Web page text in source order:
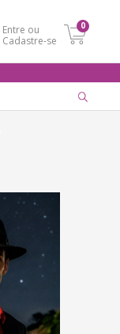
Entre ou
Cadastre-se
0